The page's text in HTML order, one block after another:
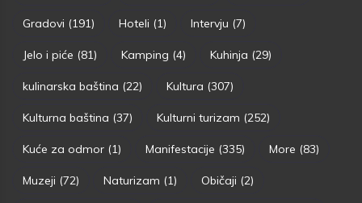
Gradovi (191) Hoteli (1) Intervju (7)
Jelo i piće (81) Kamping (4) Kuhinja (29)
kulinarska baština (22) Kultura (307)
Kulturna baština (37) Kulturni turizam (252)
Kuće za odmor (1) Manifestacije (335) More (83)
Muzeji (72) Naturizam (1) Običaji (2)